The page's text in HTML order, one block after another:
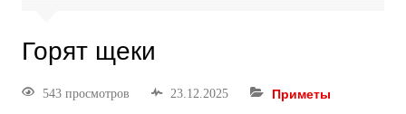
Горят щеки
543 просмотров 23.12.2025 Приметы